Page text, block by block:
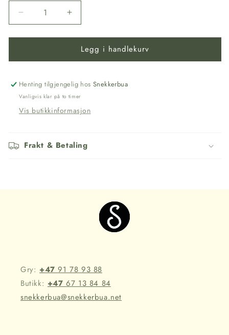
antallet
for
med
Hjul
Øk
antallet
for
Sparkesykkel
med
Hjul
Legg i handlekurv
Henting tilgjengelig hos Snekkerbua
Vanligvis klar på to timer
Vis butikkinformasjon
Frakt & Betaling
Gry: +4791 78 93 88
Butikk: +4767 13 84 84
snekkerbua@snekkerbua.net